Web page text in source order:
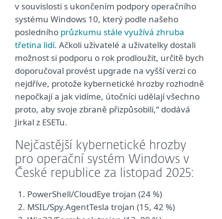
v souvislosti s ukončením podpory operačního
systému Windows 10, který podle našeho
posledního průzkumu stále využívá zhruba
třetina lidí. Ačkoli uživatelé a uživatelky dostali
možnost si podporu o rok prodloužit, určitě bych
doporučoval provést upgrade na vyšší verzi co
nejdříve, protože kybernetické hrozby rozhodně
nepočkají a jak vidíme, útočníci udělají všechno
proto, aby svoje zbraně přizpůsobili,“ dodává
Jirkal z ESETu.
Nejčastější kybernetické hrozby
pro operační systém Windows v
České republice za listopad 2025:
PowerShell/CloudEye trojan (24 %)
MSIL/Spy.AgentTesla trojan (15, 42 %)